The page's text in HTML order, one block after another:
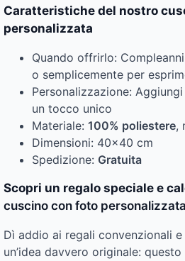
Caratteristiche del nostro
personalizzata
Quando offrirlo:
o semplicemente per
Personalizzazione:
un tocco unico
Materiale: 100% poliestere,
Dimensioni: 40×40 cm
Spedizione: Gratuita
Scopri un regalo speciale e
cuscino con foto personalizzata
Dì addio ai regali convenzionali
un’idea davvero originale: